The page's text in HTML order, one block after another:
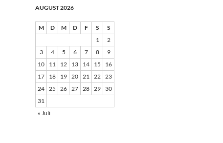
AUGUST 2026
M D M D F S
S
1
2
3
4 5 6 7 8
9
10
11 12 13 14 15
16
17
18 19 20 21 22 23
24 25 26 27 28 29
30
31
« Juli